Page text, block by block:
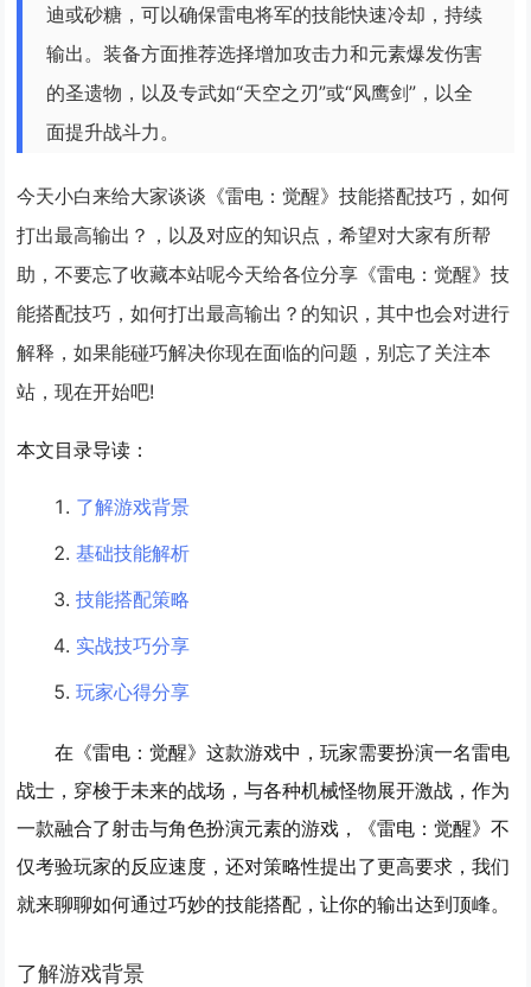
迪或砂糖，可以确保雷电将军的技能快速冷却，持续
输出。装备方面推荐选择增加攻击力和元素爆发伤害
的圣遗物，以及专武如“天空之刃”或“风鹰剑”，以全
面提升战斗力。
今天小白来给大家谈谈《雷电：觉醒》技能搭配技巧，如何
打出最高输出？，以及对应的知识点，希望对大家有所帮
助，不要忘了收藏本站呢今天给各位分享《雷电：觉醒》技
能搭配技巧，如何打出最高输出？的知识，其中也会对进行
解释，如果能碰巧解决你现在面临的问题，别忘了关注本
站，现在开始吧!
本文目录导读：
了解游戏背景
基础技能解析
技能搭配策略
实战技巧分享
玩家心得分享
在《雷电：觉醒》这款游戏中，玩家需要扮演一名雷电
战士，穿梭于未来的战场，与各种机械怪物展开激战，作为
一款融合了射击与角色扮演元素的游戏，《雷电：觉醒》不
仅考验玩家的反应速度，还对策略性提出了更高要求，我们
就来聊聊如何通过巧妙的技能搭配，让你的输出达到顶峰。
了解游戏背景